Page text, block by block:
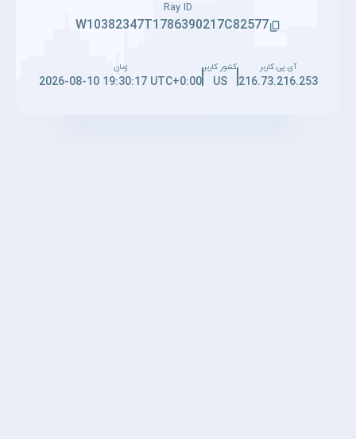
Ray ID
W10382347T1786390217C82577
آی پی کاربر
216.73.216.253
کشور کاربر
US
زمان
2026-08-10 19:30:17 UTC+0:00